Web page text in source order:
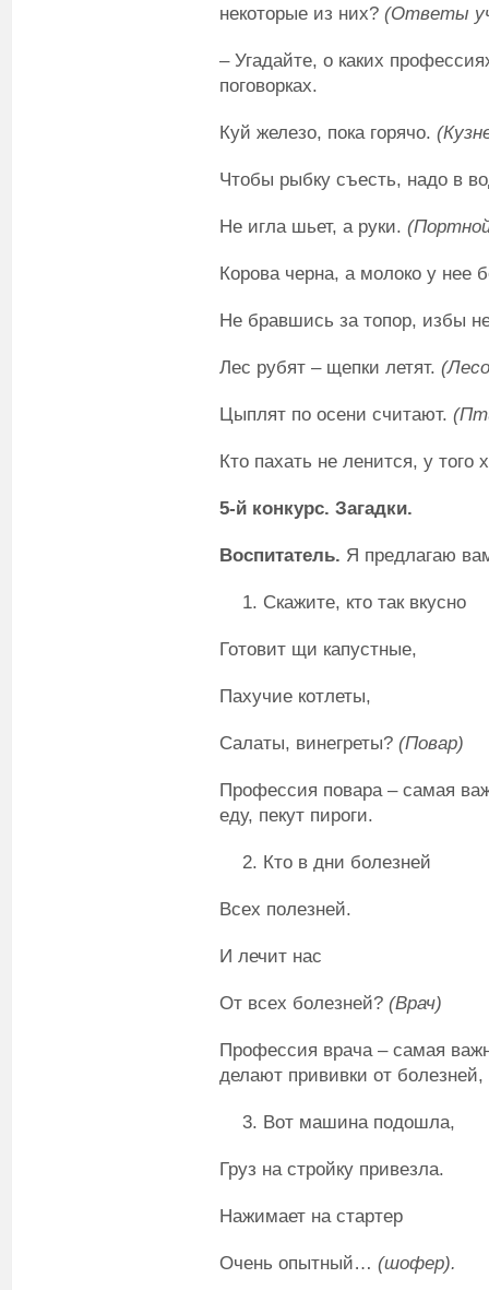
некоторые из них? (Ответы
– Угадайте, о каких
поговорках.
Куй железо, пока горячо.
Чтобы рыбку съесть, надо в
Не игла шьет, а руки.
Корова черна, а молоко у нее
Не бравшись за топор, избы
Лес рубят – щепки летят.
Цыплят по осени считают.
Кто пахать не ленится, у того
5-й конкурс. Загадки.
Воспитатель. Я предлагаю
Скажите, кто так вкусно
Готовит щи капустные,
Пахучие котлеты,
Салаты, винегреты? (Повар)
Профессия повара – самая
еду, пекут пироги.
Кто в дни болезней
Всех полезней.
И лечит нас
От всех болезней? (Врач)
Профессия врача – самая
делают прививки от
Вот машина подошла,
Груз на стройку привезла.
Нажимает на стартер
Очень опытный… (шофер).